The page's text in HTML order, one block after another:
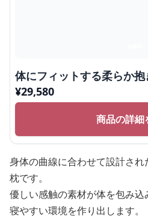
体にフィットする柔らか抱
¥29,580
商品の詳細
身体の曲線に合わせて設計され
枕です。
優しい感触の素材が体を包み込
寝やすい環境を作り出します。